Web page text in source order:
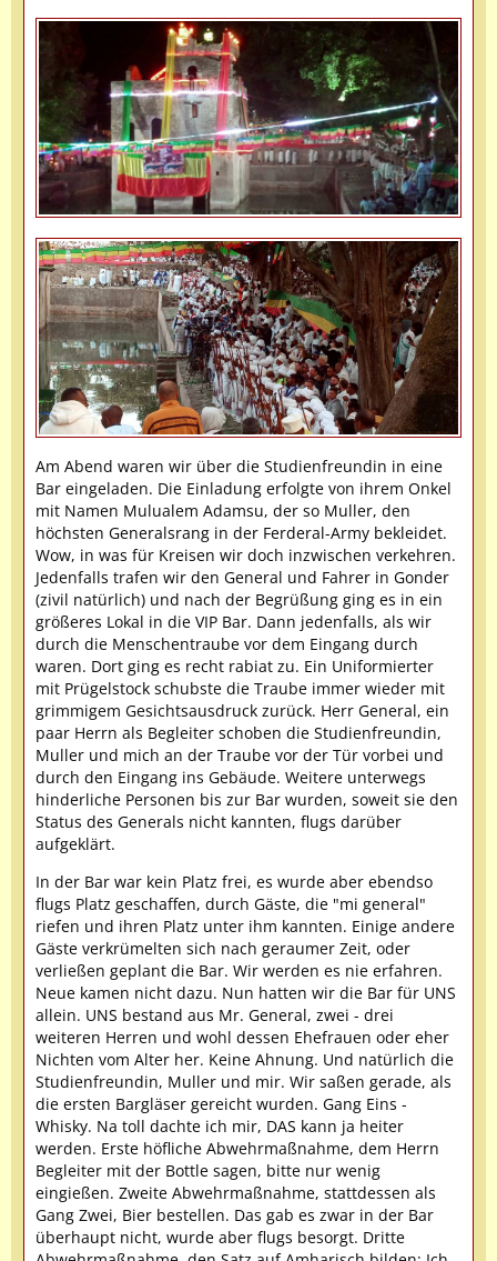
Am Abend waren wir über die Studienfreundin in eine
Bar eingeladen. Die Einladung erfolgte von ihrem Onkel
mit Namen Mulualem Adamsu, der so Muller, den
höchsten Generalsrang in der Ferderal-Army bekleidet.
Wow, in was für Kreisen wir doch inzwischen verkehren.
Jedenfalls trafen wir den General und Fahrer in Gonder
(zivil natürlich) und nach der Begrüßung ging es in ein
größeres Lokal in die VIP Bar. Dann jedenfalls, als wir
durch die Menschentraube vor dem Eingang durch
waren. Dort ging es recht rabiat zu. Ein Uniformierter
mit Prügelstock schubste die Traube immer wieder mit
grimmigem Gesichtsausdruck zurück. Herr General, ein
paar Herrn als Begleiter schoben die Studienfreundin,
Muller und mich an der Traube vor der Tür vorbei und
durch den Eingang ins Gebäude. Weitere unterwegs
hinderliche Personen bis zur Bar wurden, soweit sie den
Status des Generals nicht kannten, flugs darüber
aufgeklärt.
In der Bar war kein Platz frei, es wurde aber ebendso
flugs Platz geschaffen, durch Gäste, die "mi general"
riefen und ihren Platz unter ihm kannten. Einige andere
Gäste verkrümelten sich nach geraumer Zeit, oder
verließen geplant die Bar. Wir werden es nie erfahren.
Neue kamen nicht dazu. Nun hatten wir die Bar für UNS
allein. UNS bestand aus Mr. General, zwei - drei
weiteren Herren und wohl dessen Ehefrauen oder eher
Nichten vom Alter her. Keine Ahnung. Und natürlich die
Studienfreundin, Muller und mir. Wir saßen gerade, als
die ersten Bargläser gereicht wurden. Gang Eins -
Whisky. Na toll dachte ich mir, DAS kann ja heiter
werden. Erste höfliche Abwehrmaßnahme, dem Herrn
Begleiter mit der Bottle sagen, bitte nur wenig
eingießen. Zweite Abwehrmaßnahme, stattdessen als
Gang Zwei, Bier bestellen. Das gab es zwar in der Bar
überhaupt nicht, wurde aber flugs besorgt. Dritte